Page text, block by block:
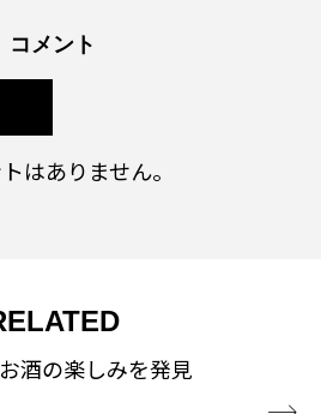
コメント
はありません。
酒の楽しみを発見